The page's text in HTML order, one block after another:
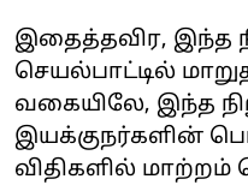
இதைத்தவிர, இந்த
செயல்பாட்டில்
வகையிலே, இந்த
இயக்குநர்களின்
விதிகளில் மாற்றம்